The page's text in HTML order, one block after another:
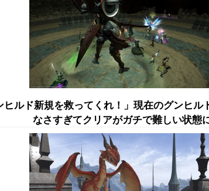
ヒルド新規を救ってくれ！」現在のグンヒ
なさすぎてクリアがガチで難しい状態